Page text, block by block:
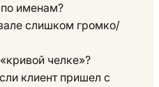
по именам?
слишком громко/
челке»?
клиент пришел с